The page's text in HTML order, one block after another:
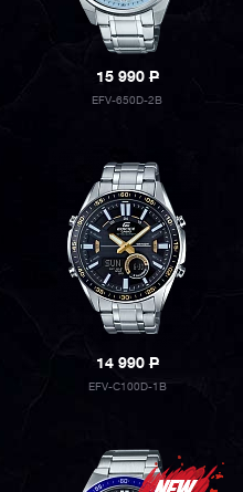
15 990P
EFV-650D-2B
14 990P
EFV-C100D-1B